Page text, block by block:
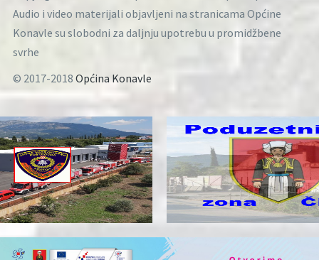
Audio i video materijali objavljeni na stranicama Općine
Konavle su slobodni za daljnju upotrebu u promidžbene
svrhe
© 2017-2018 Općina Konavle